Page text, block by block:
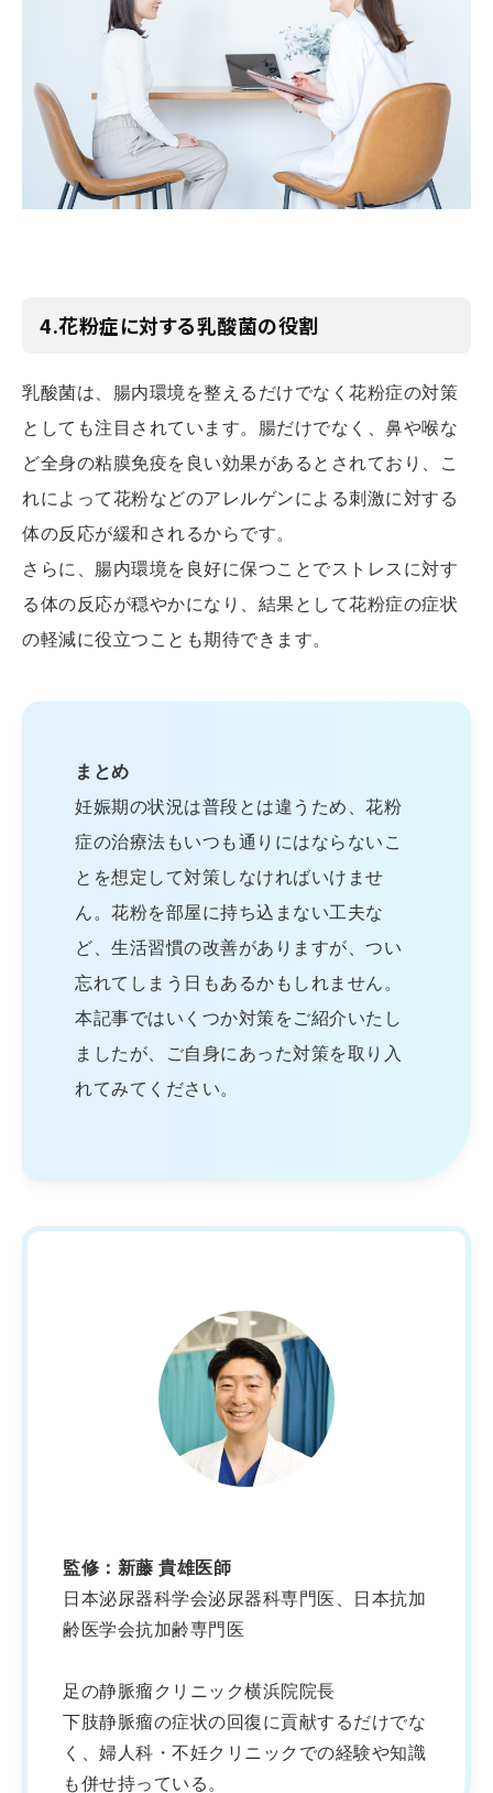
4.花粉症に対する乳酸菌の役割
乳酸菌は、腸内環境を整えるだけでなく花粉症の対策
としても注目されています。腸だけでなく、鼻や喉な
ど全身の粘膜免疫を良い効果があるとされており、こ
れによって花粉などのアレルゲンによる刺激に対する
体の反応が緩和されるからです。
さらに、腸内環境を良好に保つことでストレスに対す
る体の反応が穏やかになり、結果として花粉症の症状
の軽減に役立つことも期待できます。
まとめ
妊娠期の状況は普段とは違うため、花粉
症の治療法もいつも通りにはならないこ
とを想定して対策しなければいけませ
ん。花粉を部屋に持ち込まない工夫な
ど、生活習慣の改善がありますが、つい
忘れてしまう日もあるかもしれません。
本記事ではいくつか対策をご紹介いたし
ましたが、ご自身にあった対策を取り入
れてみてください。
監修：新藤 貴雄医師
日本泌尿器科学会泌尿器科専門医、日本抗加
齢医学会抗加齢専門医
足の静脈瘤クリニック横浜院院長
下肢静脈瘤の症状の回復に貢献するだけでな
く、婦人科・不妊クリニックでの経験や知識
も併せ持っている。